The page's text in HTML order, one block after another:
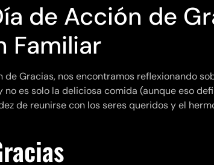
de Acción de
Familiar
Gracias, nos encontramos reflexionando
es solo la deliciosa comida (aunque eso
de reunirse con los seres queridos y el